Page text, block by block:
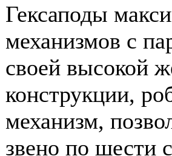
Гексаподы
механизмов с
своей высокой
конструкции,
механизм,
звено по шести